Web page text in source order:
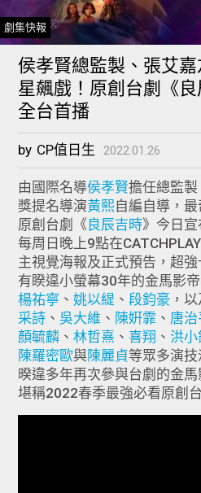
劇集快報
侯孝賢總監製、張艾
星飆戲！原創台劇《
全台首播
by CP值日生 2022.01.26
由國際名導侯孝賢擔任總監
獎提名導演黃熙自編自導，
原創台劇《 良辰吉時》今日宣
每周日晚上9點在
主視覺海報及正式預告，超強
有睽違小螢幕30年的金馬影帝
楊祐寧 、姚以緹 、段鈞豪 ，
采詩 、 吳大維 、 陳姸霏 、 唐治
顏毓麟 、林哲熹 、喜翔 、 洪小
陳羅密歐與陳麗貞等眾多演
暌違多年再次參與台劇的金馬
堪稱2022春季最強必看原創